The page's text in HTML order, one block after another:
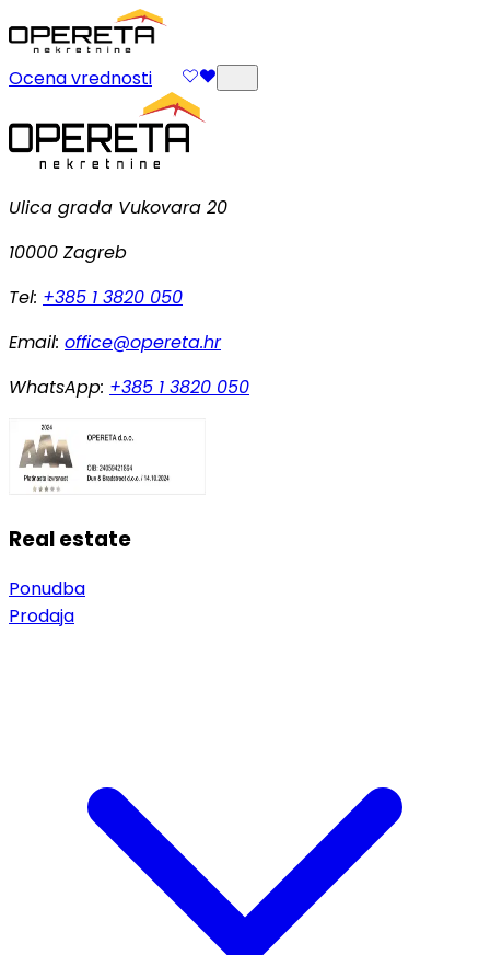
Ocena vrednosti
Ulica grada Vukovara 20
10000 Zagreb
Tel: +385 1 3820 050
Email: office@opereta.hr
WhatsApp: +385 1 3820 050
Real estate
Ponudba
Prodaja